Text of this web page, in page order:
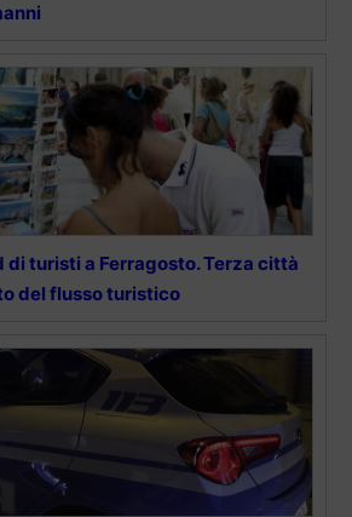
di turisti a Ferragosto. Terza città
del flusso turistico